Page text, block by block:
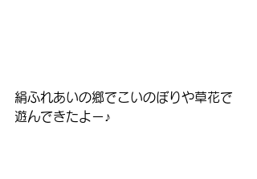
絹ふれあいの郷でこいのぼりや草花で
遊んできたよー♪